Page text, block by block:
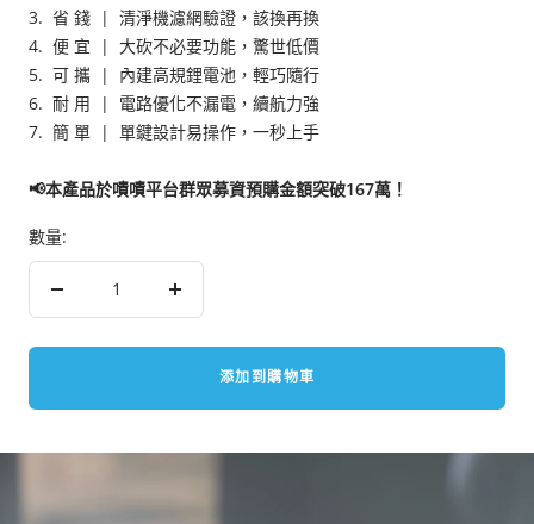
3. 省 錢 | 清淨機濾網驗證，該換再換
4. 便 宜
| 大砍不必要功能，驚世低價
5. 可 攜 | 內建高規鋰電池，輕巧隨行
6. 耐 用
| 電路優化不漏電，續航力強
7. 簡 單
| 單鍵設計易操作，一秒上手
📢本產品於嘖嘖平台群眾募資預購金額突破167萬！
數量:
增
添加到購物車